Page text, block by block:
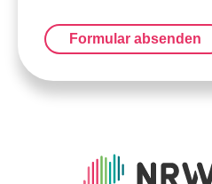
Formular absenden